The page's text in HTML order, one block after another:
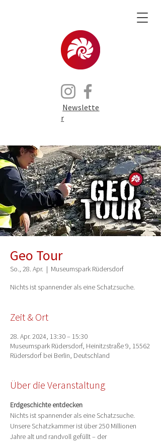
Newslette
r
Geo Tour
So., 28. Apr.
  |
Museumspark Rüdersdorf
Nichts ist spannender als eine Schatzsuche.
Zeit & Ort
28. Apr. 2024, 13:30 – 15:30
Museumspark Rüdersdorf, Heinitzstraße 9, 15562
Rüdersdorf bei Berlin, Deutschland
Über die Veranstaltung
Erdgeschichte entdecken
Nichts ist spannender als eine Schatzsuche.
Unsere Schatzkammer ist über 250 Millionen
Jahre alt und randvoll gefüllt – der